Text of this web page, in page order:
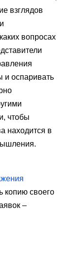
взглядов
вопросах
и оспаривать
чтобы
находится в
копию своего
–